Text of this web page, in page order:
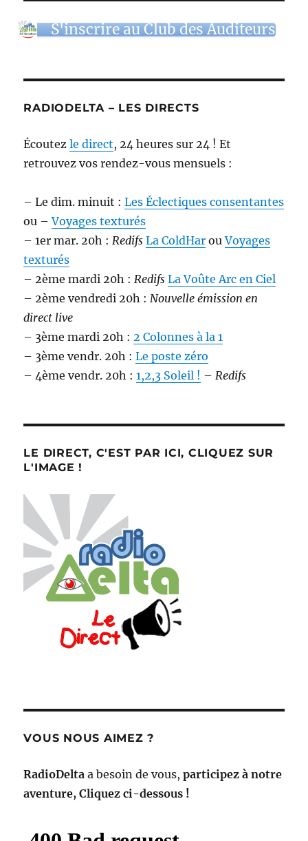
S'inscrire au Club des Auditeurs
RADIODELTA – LES DIRECTS
Écoutezle direct, 24 heures sur 24 ! Et
retrouvez vos rendez-vous mensuels :
– Le dim. minuit :Les Éclectiques consentantes
ou –Voyages texturés
– 1er mar. 20h : Redifs La ColdHar ouVoyages
texturés
– 2ème mardi 20h : Redifs La Voûte Arc en Ciel
– 2ème vendredi 20h : Nouvelle émission en
direct live
– 3ème mardi 20h : 2 Colonnes à la 1
– 3ème vendr. 20h :Le poste zéro
– 4ème vendr. 20h :1,2,3 Soleil ! – Redifs
LE DIRECT, C'EST PAR ICI, CLIQUEZ SUR
L'IMAGE !
VOUS NOUS AIMEZ ?
RadioDelta a besoin de vous,participez à notre
aventure, Cliquez ci-dessous !